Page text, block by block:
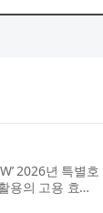
2026년 특별호
용의 고용 효